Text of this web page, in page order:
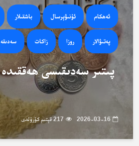
ئەھكام ئۇنىۋېرسال باشقىلار
پەتىۋالار روزا زاكات سەدىقە
پىتىر سەدىقىسى ھەققىدە
2026-03-16 217 قېتىم كۆرۈلدى